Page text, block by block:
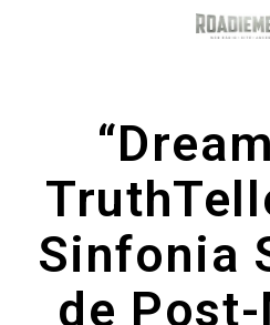
Sinfonia
de